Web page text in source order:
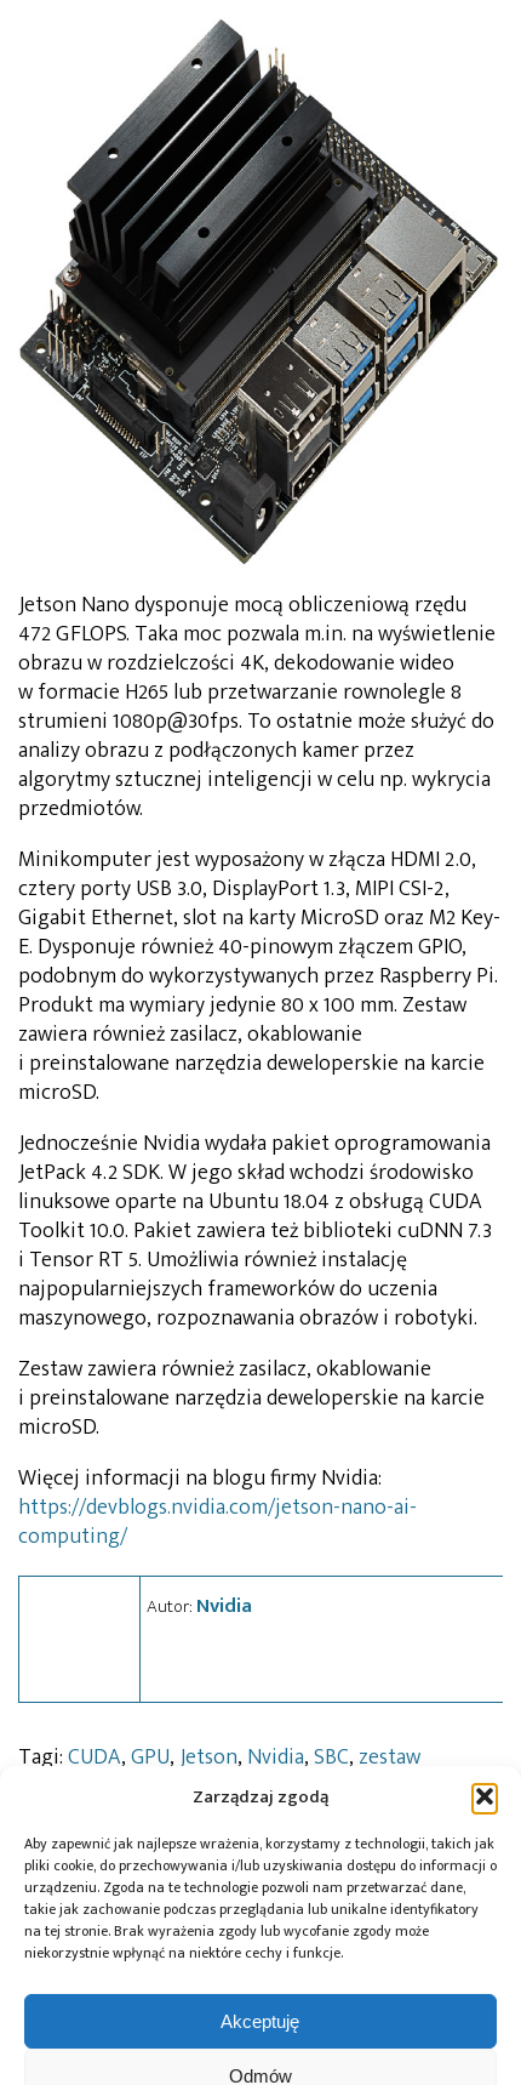
Zarządzaj zgodą
Aby zapewnić jak najlepsze wrażenia, korzystamy z technologii, takich jak
pliki cookie, do przechowywania i/lub uzyskiwania dostępu do informacji o
urządzeniu. Zgoda na te technologie pozwoli nam przetwarzać dane,
takie jak zachowanie podczas przeglądania lub unikalne identyfikatory
na tej stronie. Brak wyrażenia zgody lub wycofanie zgody może
niekorzystnie wpłynąć na niektóre cechy i funkcje.
Akceptuję
Odmów
Jetson Nano dysponuje mocą obliczeniową rzędu
472 GFLOPS. Taka moc pozwala m.in. na wyświetlenie
obrazu w rozdzielczości 4K, dekodowanie wideo
w formacie H265 lub przetwarzanie rownolegle 8
strumieni 1080p@30fps. To ostatnie może służyć do
analizy obrazu z podłączonych kamer przez
algorytmy sztucznej inteligencji w celu np. wykrycia
przedmiotów.
Minikomputer jest wyposażony w złącza HDMI 2.0,
cztery porty USB 3.0, DisplayPort 1.3, MIPI CSI-2,
Gigabit Ethernet, slot na karty MicroSD oraz M2 Key-
E. Dysponuje również 40-pinowym złączem GPIO,
podobnym do wykorzystywanych przez Raspberry Pi.
Produkt ma wymiary jedynie 80 x 100 mm. Zestaw
zawiera również zasilacz, okablowanie
i preinstalowane narzędzia deweloperskie na karcie
microSD.
Jednocześnie Nvidia wydała pakiet oprogramowania
JetPack 4.2 SDK. W jego skład wchodzi środowisko
linuksowe oparte na Ubuntu 18.04 z obsługą CUDA
Toolkit 10.0. Pakiet zawiera też biblioteki cuDNN 7.3
i Tensor RT 5. Umożliwia również instalację
najpopularniejszych frameworków do uczenia
maszynowego, rozpoznawania obrazów i robotyki.
Zestaw zawiera również zasilacz, okablowanie
i preinstalowane narzędzia deweloperskie na karcie
microSD.
Więcej informacji na blogu firmy Nvidia:
https://devblogs.nvidia.com/jetson-nano-ai-
computing/
Autor: Nvidia
Tagi:CUDA,GPU, Jetson, Nvidia,SBC, zestaw
Przeczytaj również:
Global Electronics
Microchip i Micron
prezentują